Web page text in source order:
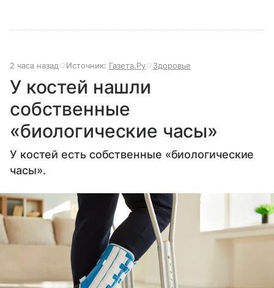
2 часа назад Источник: Газета.Ру Здоровье
У костей нашли
собственные
«биологические часы»
У костей есть собственные «биологические
часы».